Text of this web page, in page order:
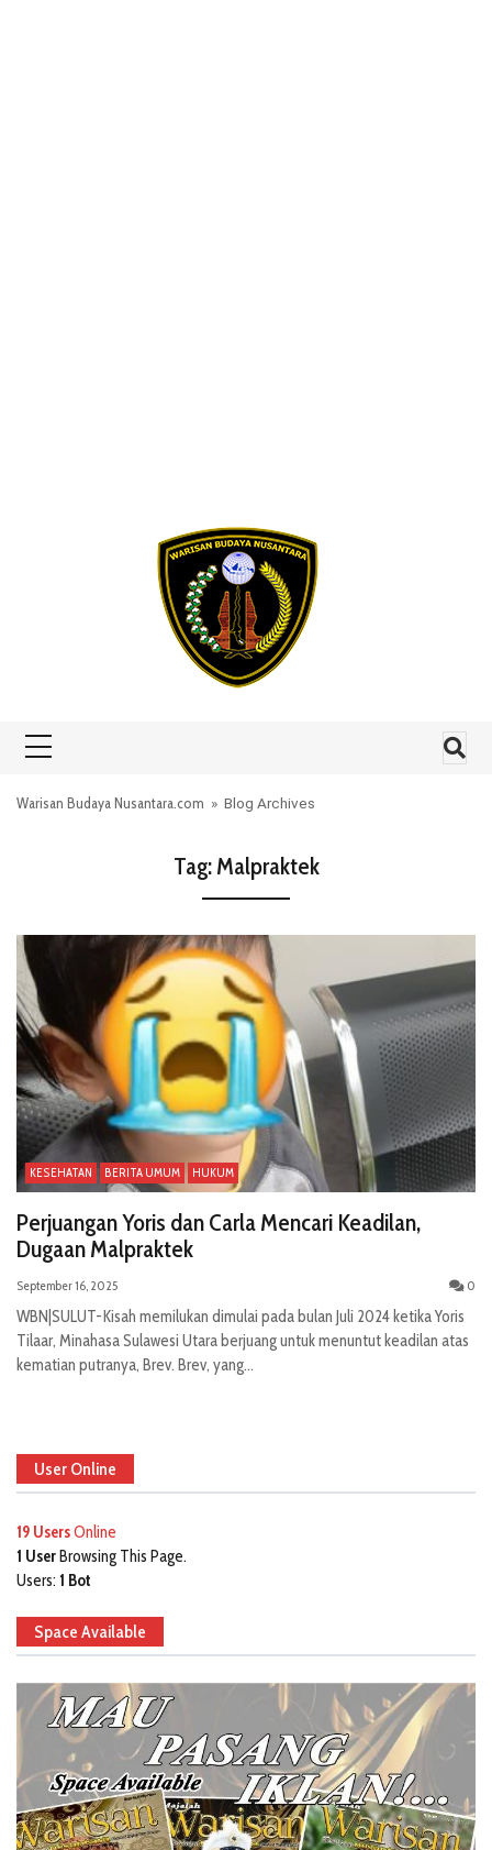
Warisan Budaya Nusantara.com » Blog Archives
Tag:Malpraktek
KESEHATAN BERITA UMUM HUKUM
Perjuangan Yoris dan Carla Mencari Keadilan,
Dugaan Malpraktek
September 16, 2025 0
WBN|SULUT-Kisah memilukan dimulai pada bulan Juli 2024 ketika Yoris
Tilaar, Minahasa Sulawesi Utara berjuang untuk menuntut keadilan atas
kematian putranya, Brev. Brev, yang...
User Online
19 UsersOnline
1 UserBrowsing This Page.
Users: 1 Bot
Space Available